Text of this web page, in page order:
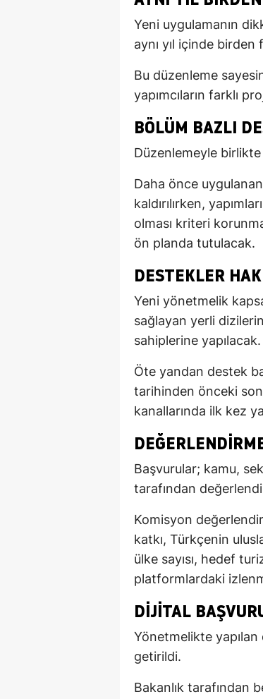
Yeni uygulamanın
aynı yıl içinde
Bu düzenleme
yapımcıların farklı
BÖLÜM BAZLI
Düzenlemeyle
Daha önce
kaldırılırken,
olması kriteri
ön planda tutulacak.
DESTEKLER
Yeni yönetmelik
sağlayan yerli
sahiplerine yapılacak.
Öte yandan destek
tarihinden önceki
kanallarında ilk kez
Başvurular; kamu,
tarafından
Komisyon
katkı, Türkçenin
ülke sayısı, hedef
platformlardaki
DIJITAL
Yönetmelikte
getirildi.
Bakanlık tarafından